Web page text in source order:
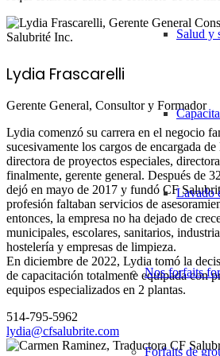
Salud y
Lavado
Nos forfaits
Forfaits de
Lydia Frascarelli
Gerente General, Consultor y Formador
Lydia comenzó su carrera en el negocio
sucesivamente los cargos de encargada
directora de proyectos especiales,
finalmente, gerente general. Después de
dejó en mayo de 2017 y fundó CF
profesión faltaban servicios de
entonces, la empresa no ha dejado de
municipales, escolares, sanitarios,
hostelería y empresas de limpieza.
En diciembre de 2022, Lydia tomó la
de capacitación totalmente equipada con
equipos especializados en 2 plantas.
514-795-5962
lydia@cfsalubrite.com